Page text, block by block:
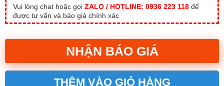
Vui lòng chat hoặc gọi ZALO / HOTLINE: 0936 223 118 để
được tư vấn và báo giá chính xác
NHẬN BÁO GIÁ
THÊM VÀO GIỎ HÀNG